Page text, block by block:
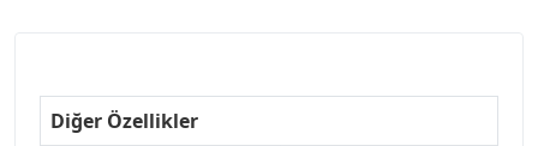
Diğer Özellikler